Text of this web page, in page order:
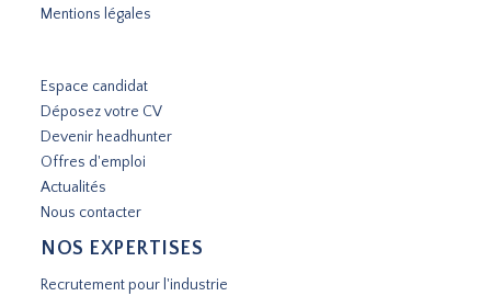
Mentions légales
Espace candidat
Déposez votre CV
Devenir headhunter
Offres d'emploi
Actualités
Nous contacter
NOS EXPERTISES
Recrutement pour l'industrie